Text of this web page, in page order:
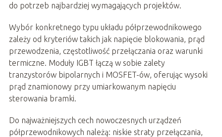
do potrzeb najbardziej wymagających projektów.
Wybór konkretnego typu układu półprzewodnikowego
zależy od kryteriów takich jak napięcie blokowania, prąd
przewodzenia, częstotliwość przełączania oraz warunki
termiczne. Moduły IGBT łączą w sobie zalety
tranzystorów bipolarnych i MOSFET-ów, oferując wysoki
prąd znamionowy przy umiarkowanym napięciu
sterowania bramki.
Do najważniejszych cech nowoczesnych urządzeń
półprzewodnikowych należą: niskie straty przełączania,